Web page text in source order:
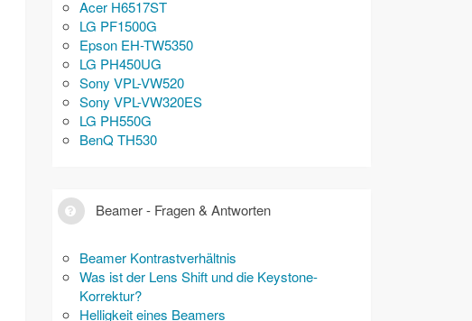
Acer H6517ST
LG PF1500G
Epson EH-TW5350
LG PH450UG
Sony VPL-VW520
Sony VPL-VW320ES
LG PH550G
BenQ TH530
Beamer - Fragen & Antworten
Beamer Kontrastverhältnis
Was ist der Lens Shift und die Keystone-
Korrektur?
Helligkeit eines Beamers